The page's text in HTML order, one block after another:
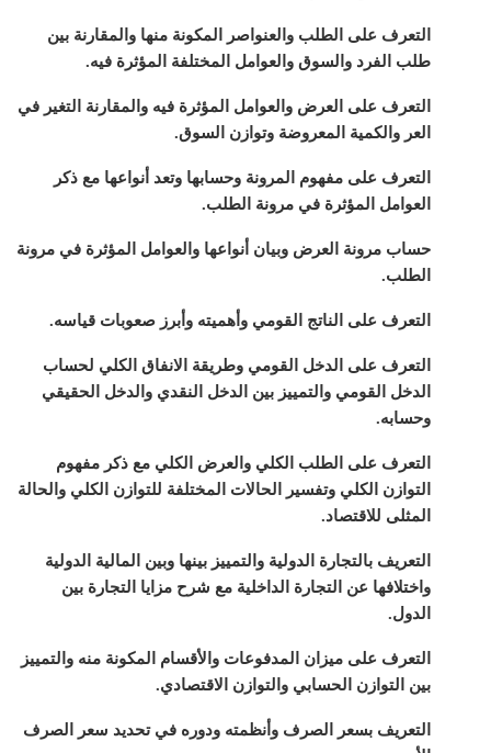
التعرف على الطلب والعنواصر المكونة منها والمقارنة بين
طلب الفرد والسوق والعوامل المختلفة المؤثرة فيه.
التعرف على العرض والعوامل المؤثرة فيه والمقارنة التغير في
العر والكمية المعروضة وتوازن السوق.
التعرف على مفهوم المرونة وحسابها وتعد أنواعها مع ذكر
العوامل المؤثرة في مرونة الطلب.
حساب مرونة العرض وبيان أنواعها والعوامل المؤثرة في مرونة
الطلب.
التعرف على الناتج القومي وأهميته وأبرز صعوبات قياسه.
التعرف على الدخل القومي وطريقة الانفاق الكلي لحساب
الدخل القومي والتمييز بين الدخل النقدي والدخل الحقيقي
وحسابه.
التعرف على الطلب الكلي والعرض الكلي مع ذكر مفهوم
التوازن الكلي وتفسير الحالات المختلفة للتوازن الكلي والحالة
المثلى للاقتصاد.
التعريف بالتجارة الدولية والتمييز بينها وبين المالية الدولية
واختلافها عن التجارة الداخلية مع شرح مزايا التجارة بين
الدول.
التعرف على ميزان المدفوعات والأقسام المكونة منه والتمييز
بين التوازن الحسابي والتوازن الاقتصادي.
التعريف بسعر الصرف وأنظمته ودوره في تحديد سعر الصرف